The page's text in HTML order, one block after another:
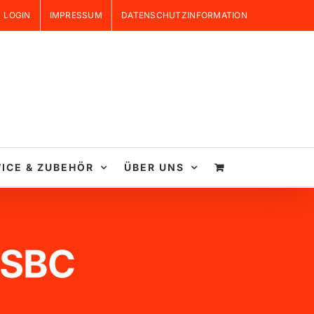
LOGIN IMPRESSUM DATENSCHUTZINFORMATION
& ZUBEHÖR ÜBER UNS